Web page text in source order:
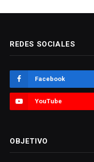
REDES SOCIALES
Facebook
YouTube
OBJETIVO